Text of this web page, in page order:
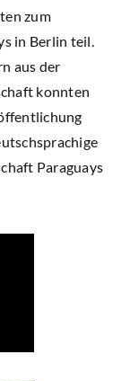
zum
in Berlin teil.
aus der
konnten
Paraguays